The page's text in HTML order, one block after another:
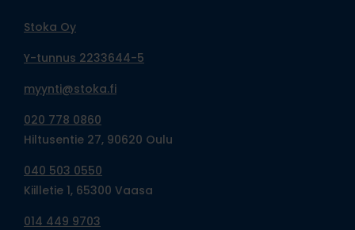
Stoka Oy
Y-tunnus 2233644-5
myynti@stoka.fi
020 778 0860
Hiltusentie 27, 90620 Oulu
040 503 0550
Kiilletie 1, 65300 Vaasa
014 449 9703